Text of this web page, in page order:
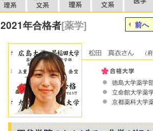
2021年合格者[薬学] 前へ
（府
徳島大学薬学
立命館大学薬
京都薬科大学